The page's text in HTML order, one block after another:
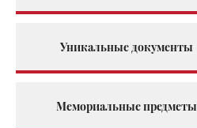
Уникальные документы
Мемориальные предметы